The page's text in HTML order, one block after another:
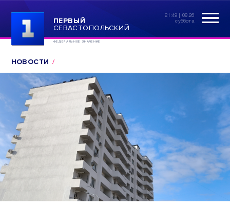
ПЕРВЫЙ
СЕВАСТОПОЛЬСКИЙ
ФЕДЕРАЛЬНОЕ ЗНАЧЕНИЕ
21:49 | 08.26
суббота
НОВОСТИ